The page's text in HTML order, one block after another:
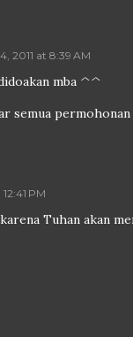
2011 at 8:39 AM
mba ^^
semua
PM
Tuhan akan